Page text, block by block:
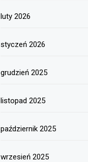
luty 2026
styczeń 2026
grudzień 2025
listopad 2025
październik 2025
wrzesień 2025